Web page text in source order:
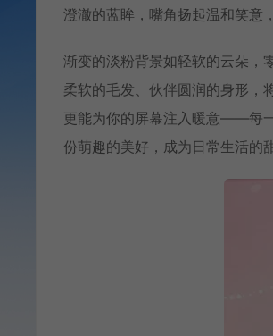
澄澈的蓝眸，嘴角扬起温和笑意
渐变的淡粉背景如轻软的云朵，
柔软的毛发、伙伴圆润的身形，
更能为你的屏幕注入暖意——每
份萌趣的美好，成为日常生活的